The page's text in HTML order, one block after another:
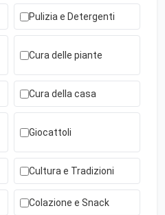
Pulizia e Detergenti
Cura delle piante
Cura della casa
Giocattoli
Cultura e Tradizioni
Colazione e Snack